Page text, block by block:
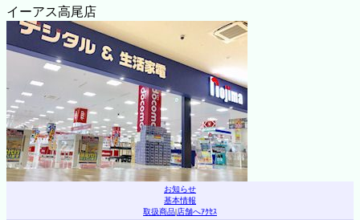
イーアス高尾店
お知らせ
基本情報
取扱商品|店舗へｱｸｾｽ